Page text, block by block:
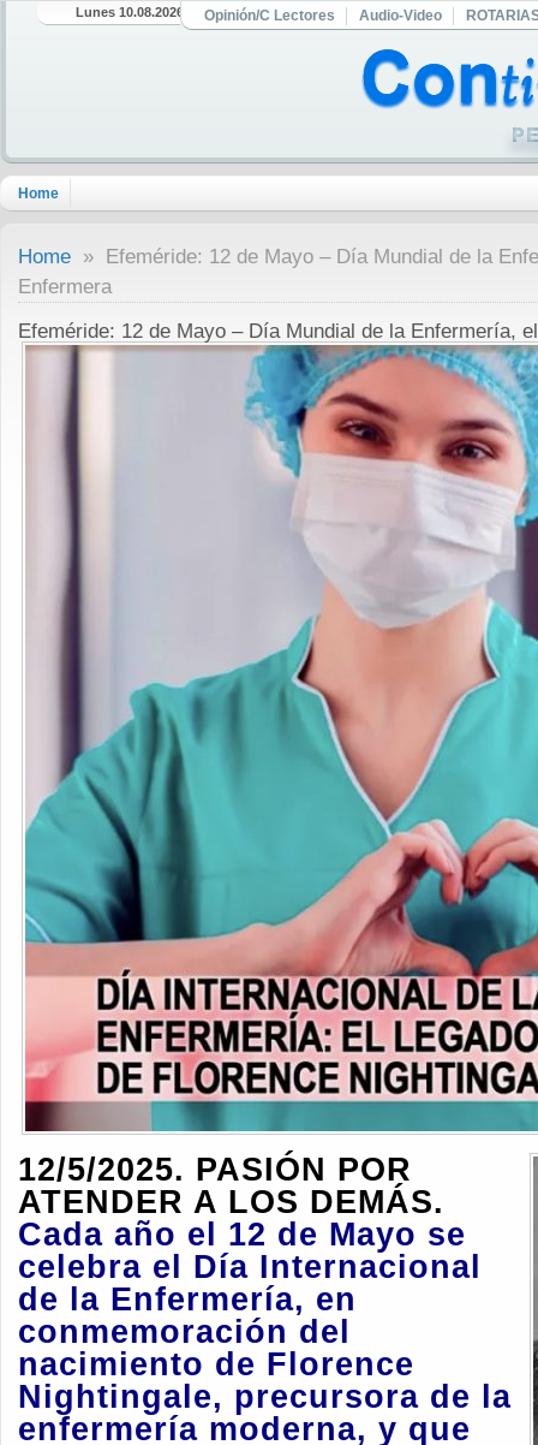
Lunes 10.08.2026 Opinión/C Lectores Audio-Video
Home
Home » Efeméride: 12 de Mayo – Día Mundial de la
Enfermera
Efeméride: 12 de Mayo – Día Mundial de la Enfermería,
12/5/2025. PASIÓN POR
ATENDER A LOS DEMÁS.
Cada año el 12 de Mayo se
celebra el Día Internacional
de la Enfermería, en
conmemoración del
nacimiento de Florence
Nightingale, precursora de la
enfermería moderna, y que